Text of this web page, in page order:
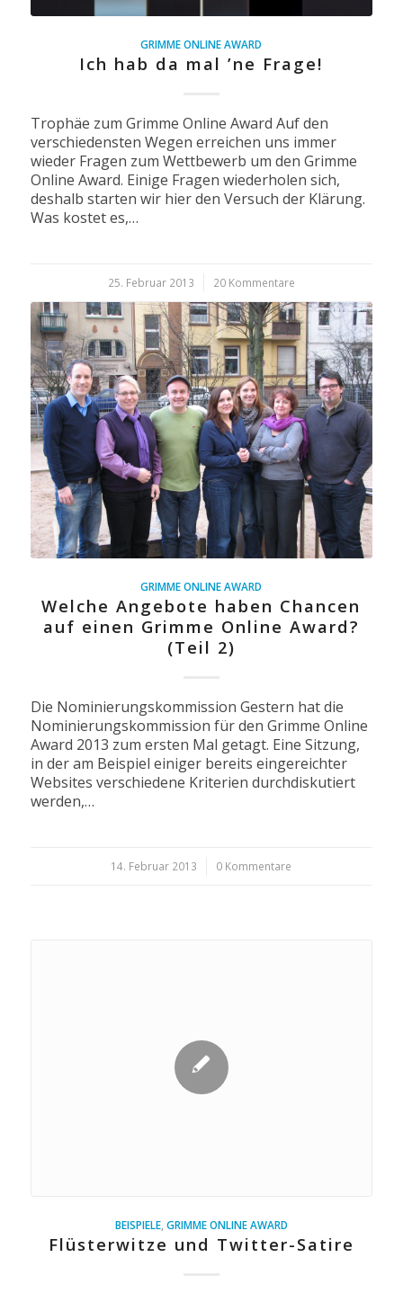
GRIMME ONLINE AWARD
Ich hab da mal ’ne Frage!
Trophäe zum Grimme Online Award Auf den
verschiedensten Wegen erreichen uns immer
wieder Fragen zum Wettbewerb um den Grimme
Online Award. Einige Fragen wiederholen sich,
deshalb starten wir hier den Versuch der Klärung.
Was kostet es,…
25. Februar 2013
/ 20 Kommentare
GRIMME ONLINE AWARD
Welche Angebote haben Chancen
auf einen Grimme Online Award?
(Teil 2)
Die Nominierungskommission Gestern hat die
Nominierungskommission für den Grimme Online
Award 2013 zum ersten Mal getagt. Eine Sitzung,
in der am Beispiel einiger bereits eingereichter
Websites verschiedene Kriterien durchdiskutiert
werden,…
14. Februar 2013
/ 0 Kommentare
BEISPIELE, GRIMME ONLINE AWARD
Flüsterwitze und Twitter-Satire